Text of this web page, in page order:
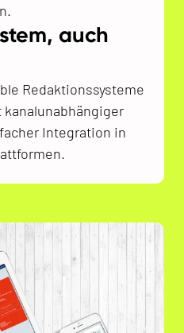
auch
Redaktionssysteme
kanalunabhängiger
Integration in